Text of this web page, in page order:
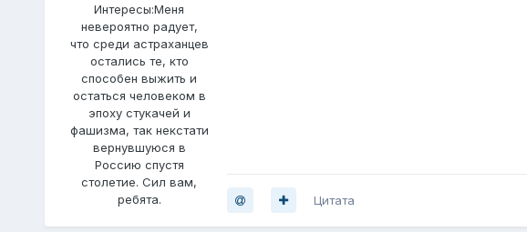
Интересы:Меня
невероятно радует,
что среди астраханцев
остались те, кто
способен выжить и
остаться человеком в
эпоху стукачей и
фашизма, так некстати
вернувшуюся в
Россию спустя
столетие. Сил вам,
ребята.
Цитата